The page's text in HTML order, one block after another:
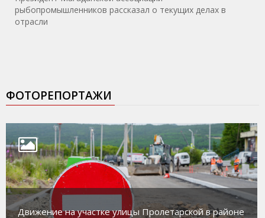
рыбопромышленников рассказал о текущих делах в
отрасли
ФОТОРЕПОРТАЖИ
Движение на участке улицы Пролетарской в районе